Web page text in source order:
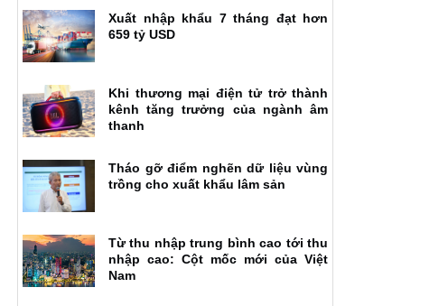
Xuất nhập khẩu 7 tháng đạt hơn
659 tỷ USD
Khi thương mại điện tử trở thành
kênh tăng trưởng của ngành âm
thanh
Tháo gỡ điểm nghẽn dữ liệu vùng
trồng cho xuất khẩu lâm sản
Từ thu nhập trung bình cao tới thu
nhập cao: Cột mốc mới của Việt
Nam